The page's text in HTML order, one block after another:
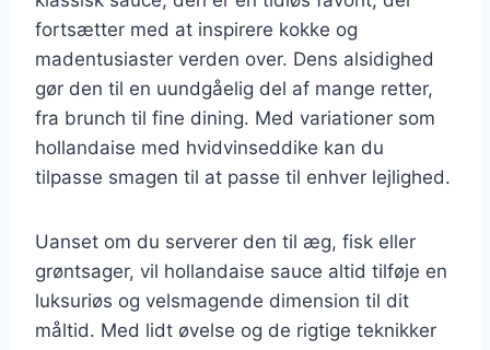
fortsætter med at inspirere kokke og
madentusiaster verden over. Dens alsidighed
gør den til en uundgåelig del af mange retter,
fra brunch til fine dining. Med variationer som
hollandaise med hvidvinseddike kan du
tilpasse smagen til at passe til enhver lejlighed.
Uanset om du serverer den til æg, fisk eller
grøntsager, vil hollandaise sauce altid tilføje en
luksuriøs og velsmagende dimension til dit
måltid. Med lidt øvelse og de rigtige teknikker